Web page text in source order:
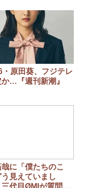
・原田葵、フジテレ
か…『週刊新潮』
に「僕たちのこ
う見えていまし
三代目ØMIが質問！